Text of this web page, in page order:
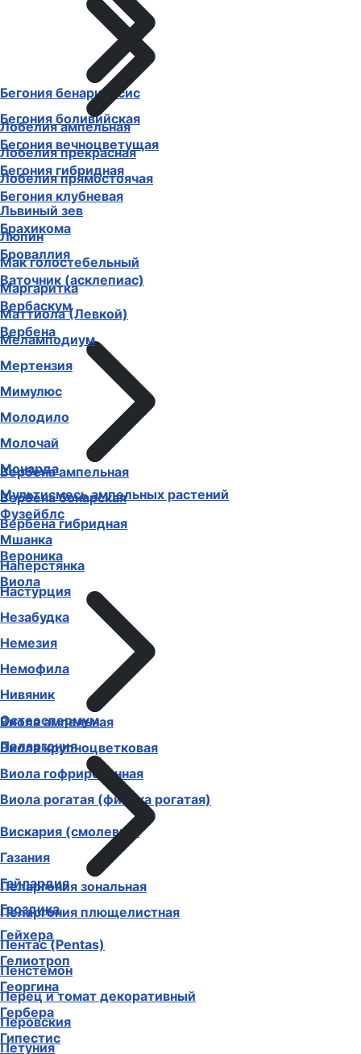
Бегония бенариенсис
Бегония боливийская
Бегония вечноцветущая
Бегония гибридная
Бегония клубневая
Брахикома
Броваллия
Ваточник (асклепиас)
Вербаскум
Вербена
Вербена ампельная
Вербена бонарская
Вербена гибридная
Вероника
Виола
Виола ампельная
Виола крупноцветковая
Виола гофрированная
Виола рогатая (фиалка рогатая)
Вискария (смолевка)
Газания
Гайлардия
Гвоздика
Гейхера
Гелиотроп
Георгина
Гербера
Гипестис
Лобелия ампельная
Лобелия прекрасная
Лобелия прямостоячая
Львиный зев
Люпин
Мак голостебельный
Маргаритка
Маттиола (Левкой)
Меламподиум
Мертензия
Мимулюс
Молодило
Молочай
Монарда
Мультисмесь ампельных растений
Фузейблс
Мшанка
Наперстянка
Настурция
Незабудка
Немезия
Немофила
Нивяник
Остеоспермум
Пеларгония
Пеларгония зональная
Пеларгония плющелистная
Пентас (Pentas)
Пенстемон
Перец и томат декоративный
Перовския
Петуния